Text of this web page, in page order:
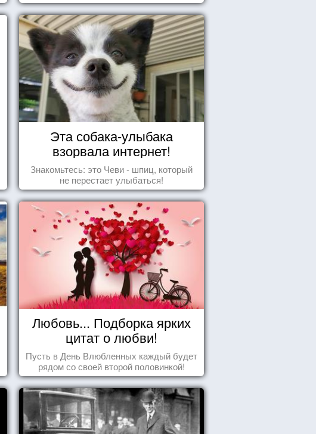
Эта собака-улыбака
взорвала интернет!
Знакомьтесь: это Чеви - шпиц, который
не перестает улыбаться!
Любовь... Подборка ярких
цитат о любви!
Пусть в День Влюбленных каждый будет
рядом со своей второй половинкой!